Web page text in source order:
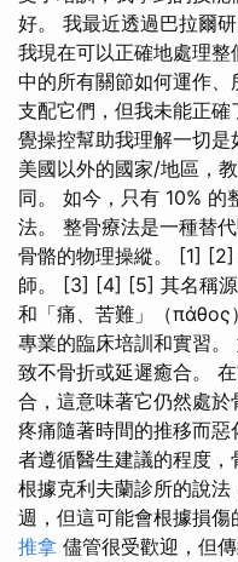
好。 我最近透過巴拉爾
我現在可以正確地處理
中的所有關節如何運作
支配它們，但我未能正
覺操控幫助我理解一切是
美國以外的國家/地區，
同。 如今，只有 10% 的
法。 整骨療法是一種替
骨骼的物理操縱。 [1]
師。 [3] [4] [5] 其名稱源
和「痛、苦難」（πάθος
專業的臨床培訓和實習
致不骨折或延遲癒合。
合，這意味著它仍然處
疼痛隨著時間的推移而
者遵循醫生建議的程度，
根據克利夫蘭診所的說
週，但這可能會根據損傷
推拿 儘管很受歡迎，但